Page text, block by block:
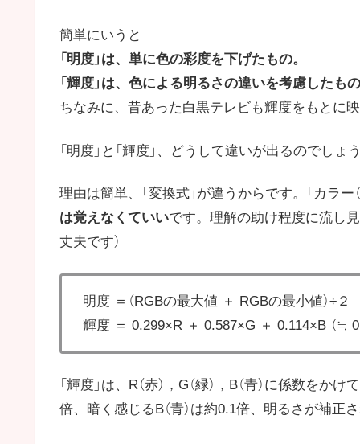
簡単にいうと
「明度」は、単に色の彩度を下げたもの。
「輝度」は、色による明るさの違いを考慮したも
ちなみに、昔あった白黒テレビも輝度をもとに
「明度」と「輝度」、どうして違いが出るのでしょ
理由は簡単、「変換式」が違うからです。「カラー
は覚えなくていいです。理解の助け程度に流し
丈夫です）
明度 ＝（RGBの最大値 ＋ RGBの最小値）÷２
輝度 ＝ 0.299×R ＋ 0.587×G ＋ 0.114×B （≒
「輝度」は、R（赤），G（緑），B（青）に係数を
倍、暗く感じるB（青）は約0.1倍、明るさが補正